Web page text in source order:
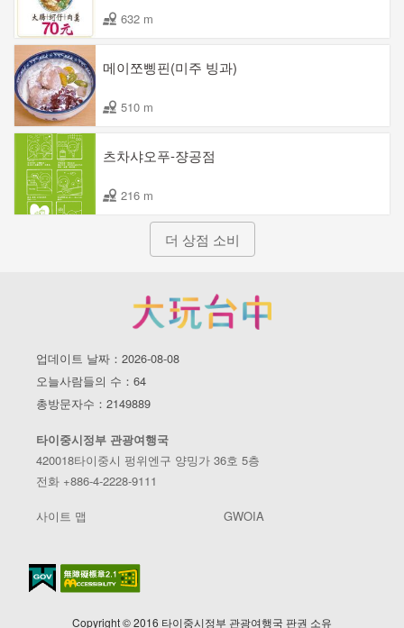
632 m
메이쪼삥핀(미주 빙과)
510 m
츠차샤오푸-쟝공점
216 m
더 상점 소비
업데이트 날짜：2026-08-08
오늘사람들의 수：64
총방문자수：2149889
타이중시정부 관광여행국
420018타이중시 펑위엔구 양밍가 36호 5층
전화 +886-4-2228-9111
사이트 맵 GWOIA
Copyright © 2016 타이중시정부 관광여행국 판권 소유